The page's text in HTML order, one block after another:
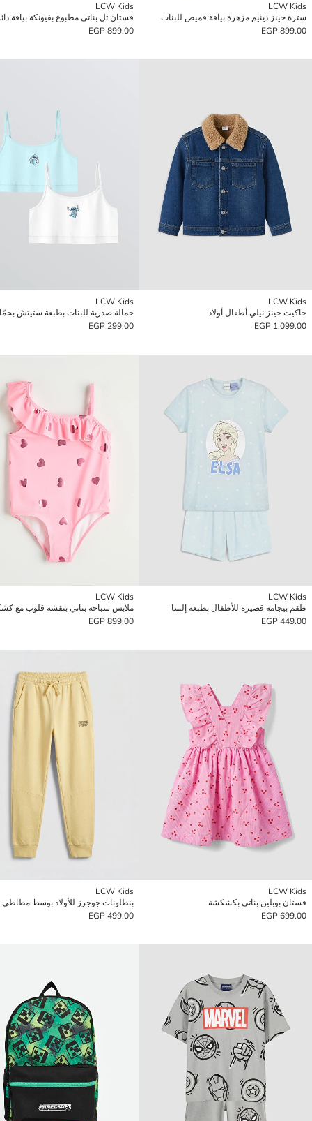
LCW Kids
سترة جينز دينيم مزهرة بياقة قميص للبنات
899.00 EGP
LCW Kids
فستان تل بناتي مطبوع بفيونكة بياقة
899.00 EGP
LCW Kids
جاكيت جينز نيلي أطفال أولاد
1,099.00 EGP
LCW Kids
299.00 EGP
LCW Kids
طقم بيجامة قصيرة للأطفال بطبعة إلسا
449.00 EGP
LCW Kids
ملابس سباحة بناتي بنقشة قلوب مع
899.00 EGP
LCW Kids
فستان بوبلين بناتي بكشكشة
699.00 EGP
LCW Kids
بنطلونات جوجرز للأولاد بوسط مطاطي
499.00 EGP